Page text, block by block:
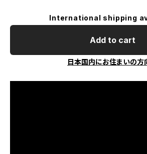
International shipping
Add to cart
日本国内にお住まいの方